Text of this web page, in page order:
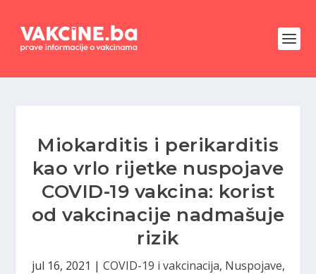
Miokarditis i perikarditis
kao vrlo rijetke nuspojave
COVID-19 vakcina: korist
od vakcinacije nadmašuje
rizik
jul 16, 2021 | COVID-19 i vakcinacija, Nuspojave,